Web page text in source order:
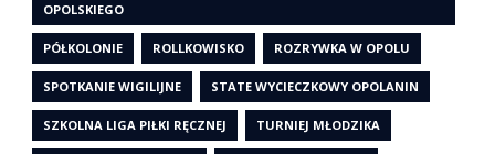
OPOLSKIEGO
PÓŁKOLONIE ROLLKOWISKO ROZRYWKA W OPOLU
SPOTKANIE WIGILIJNE STATE WYCIECZKOWY OPOLANIN
SZKOLNA LIGA PIŁKI RĘCZNEJ TURNIEJ MŁODZIKA